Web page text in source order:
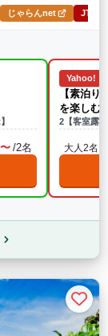
じゃらんnet JTB
/2名
Yahoo!ト
【素泊
を楽しむ
2【客室露
大人2名